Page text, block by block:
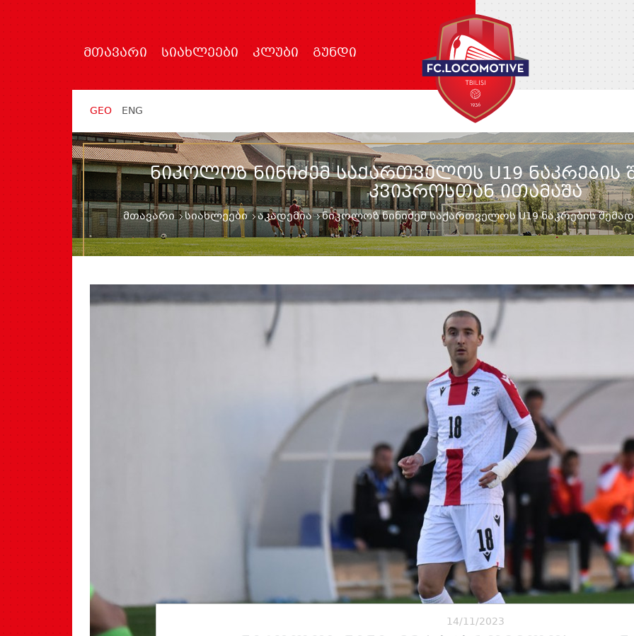
ᲛᲗᲐᲕᲐᲠᲘ ᲡᲘᲐᲮᲚᲔᲔᲑᲘ ᲙᲚᲣᲑᲘ ᲒᲣᲜᲓᲘ
GEO ENG
ᲜᲘᲙᲝᲚᲝᲖ ᲜᲘᲜᲘᲫᲔᲛ ᲡᲐᲥᲐᲠᲗᲕᲔᲚᲝᲡ U19 ᲜᲐᲙᲠᲔᲑᲘᲡ
ᲙᲕᲘᲞᲠᲝᲡᲗᲐᲜ ᲘᲗᲐᲛᲐᲨᲐ
მთავარი სიახლეები აკადემია ნიკოლოზ ნინიძემ საქართველოს U19 ნაკრების
14/11/2023